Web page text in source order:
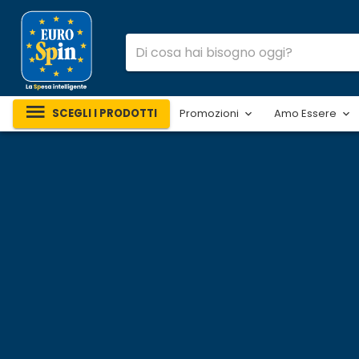
SCEGLI I PRODOTTI Promozioni Amo Essere